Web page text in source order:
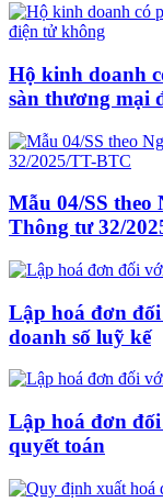
Hộ kinh doanh
sàn thương mại
Mẫu 04/SS theo
Thông tư 32/
Lập hoá đơn
doanh số luỹ kế
Lập hoá đơn
quyết toán